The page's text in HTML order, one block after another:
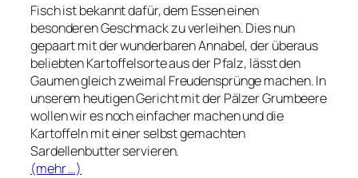
Fisch ist bekannt dafür, dem Essen einen
besonderen Geschmack zu verleihen. Dies nun
gepaart mit der wunderbaren Annabel, der überaus
beliebten Kartoffelsorte aus der Pfalz, lässt den
Gaumen gleich zweimal Freudensprünge machen. In
unserem heutigen Gericht mit der Pälzer Grumbeere
wollen wir es noch einfacher machen und die
Kartoffeln mit einer selbst gemachten
Sardellenbutter servieren.
(mehr …)